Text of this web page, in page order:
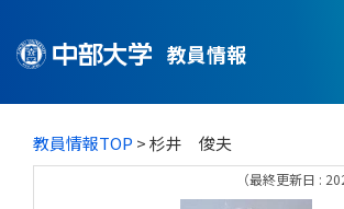
教員情報
教員情報TOP > 杉井 俊夫
（最終更新日 :